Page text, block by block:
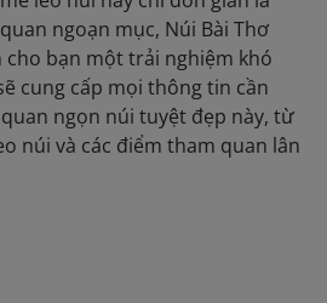
ngoạn mục, Núi Bài Thơ
cho bạn một trải nghiệm khó
cung cấp mọi thông tin cần
ngọn núi tuyệt đẹp này, từ
núi và các điểm tham quan lân